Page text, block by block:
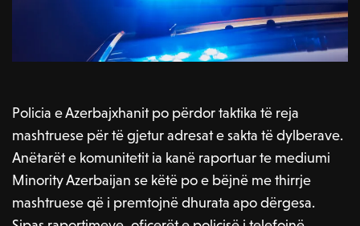
Policia e Azerbajxhanit po përdor taktika të reja
mashtruese për të gjetur adresat e sakta të dylberave.
Anëtarët e komunitetit ia kanë raportuar te mediumi
Minority Azerbaijan se këtë po e bëjnë me thirrje
mashtruese që i premtojnë dhurata apo dërgesa.